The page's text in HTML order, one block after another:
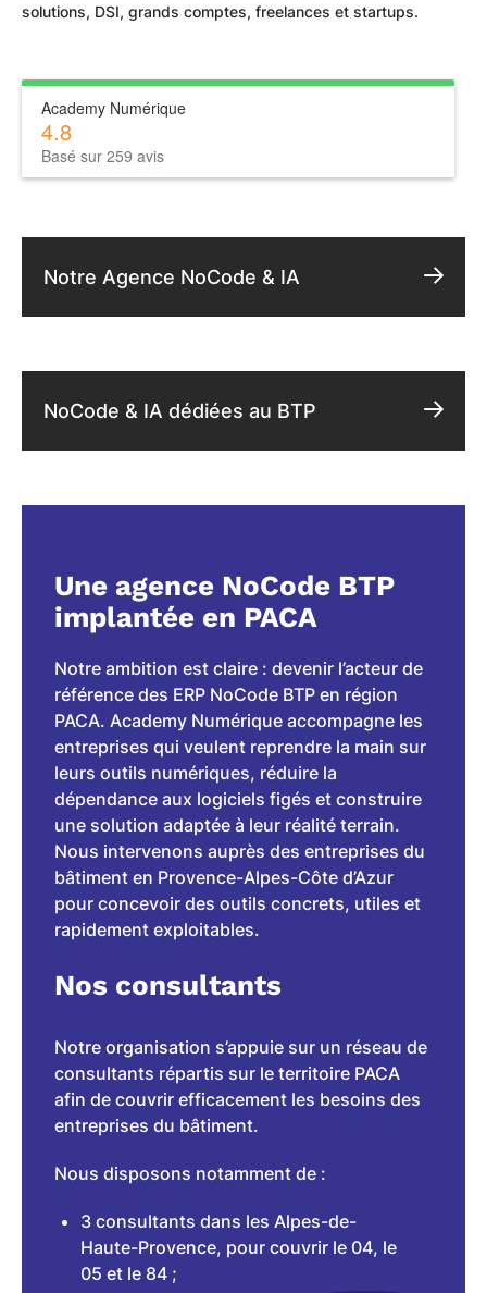
solutions, DSI, grands comptes, freelances et startups.
Academy Numérique
4.8
Basé sur 259 avis
Notre Agence NoCode & IA
NoCode & IA dédiées au BTP
Une agence NoCode BTP
implantée en PACA
Notre ambition est claire : devenir l’acteur de
référence des ERP NoCode BTP en région
PACA. Academy Numérique accompagne les
entreprises qui veulent reprendre la main sur
leurs outils numériques, réduire la
dépendance aux logiciels figés et construire
une solution adaptée à leur réalité terrain.
Nous intervenons auprès des entreprises du
bâtiment en Provence-Alpes-Côte d’Azur
pour concevoir des outils concrets, utiles et
rapidement exploitables.
Nos consultants
Notre organisation s’appuie sur un réseau de
consultants répartis sur le territoire PACA
afin de couvrir efficacement les besoins des
entreprises du bâtiment.
Nous disposons notamment de :
3 consultants dans les Alpes-de-
Haute-Provence, pour couvrir le 04, le
05 et le 84 ;